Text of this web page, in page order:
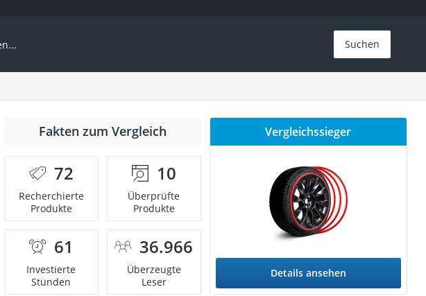
Suchen
Fakten zum Vergleich
72
Recherchierte
Produkte
10
Überprüfte
Produkte
61
Investierte
Stunden
36.966
Überzeugte
Leser
Vergleichssieger
Details ansehen